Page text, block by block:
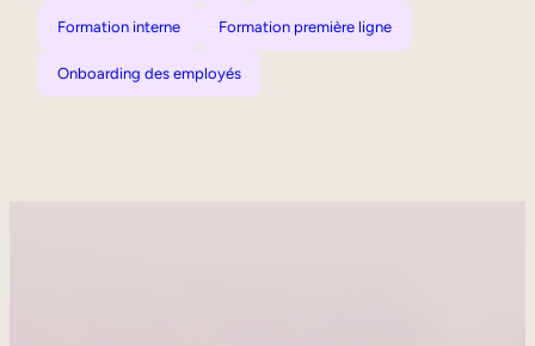
Formation interne Formation première ligne
Onboarding des employés